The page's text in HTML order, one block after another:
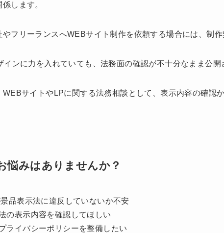
します。
やフリーランスへWEBサイト制作を依頼する場合には、制
インに力を入れていても、法務面の確認が不十分なまま公開
WEBサイトやLPに関する法務相談として、表示内容の確認
悩みはありませんか？
品表示法に違反していないか不安
の表示内容を確認してほしい
ライバシーポリシーを整備したい